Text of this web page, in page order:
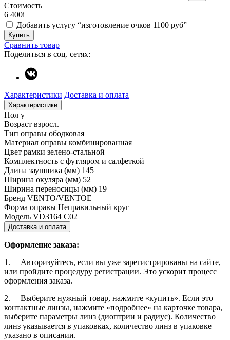
Стоимость
6 400i
Добавить услугу “изготовление очков 1100 руб”
Купить
Сравнить товар
Поделиться в соц. сетях:
Характеристики Доставка и оплата
Характеристики
Пол у
Возраст взросл.
Тип оправы ободковая
Материал оправы комбинированная
Цвет рамки зелено-стальной
Комплектность с футляром и салфеткой
Длина заушника (мм) 145
Ширина окуляра (мм) 52
Ширина переносицы (мм) 19
Бренд VENTO/VENTOE
Форма оправы Неправильный круг
Модель VD3164 C02
Доставка и оплата
Оформление заказа:
1. Авторизуйтесь, если вы уже зарегистрированы на сайте,
или пройдите процедуру регистрации. Это ускорит процесс
оформления заказа.
2. Выберите нужный товар, нажмите «купить». Если это
контактные линзы, нажмите «подробнее» на карточке товара,
выберите параметры линз (диоптрии и радиус). Количество
линз указывается в упаковках, количество линз в упаковке
указано в описании.